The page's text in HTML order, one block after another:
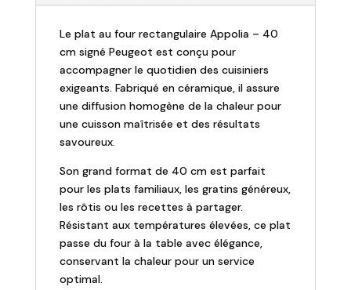
rectangulaire
40cm
Appolia
Le plat au four rectangulaire Appolia – 40
cm signé Peugeot est conçu pour
accompagner le quotidien des cuisiniers
exigeants. Fabriqué en céramique, il assure
une diffusion homogène de la chaleur pour
une cuisson maîtrisée et des résultats
savoureux.
Son grand format de 40 cm est parfait
pour les plats familiaux, les gratins généreux,
les rôtis ou les recettes à partager.
Résistant aux températures élevées, ce plat
passe du four à la table avec élégance,
conservant la chaleur pour un service
optimal.